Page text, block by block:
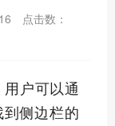
点击数：
用户可以通
侧边栏的